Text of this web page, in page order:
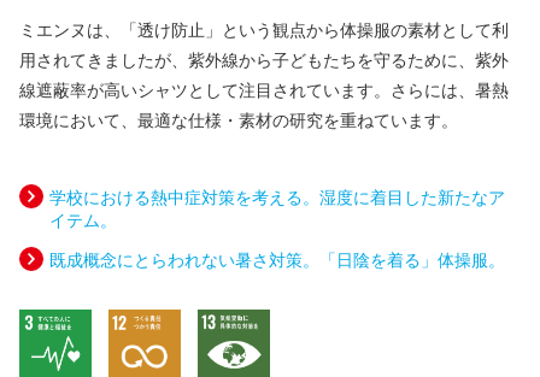
ミエンヌは、「透け防止」という観点から体操服の素材として利
用されてきましたが、紫外線から子どもたちを守るために、紫外
線遮蔽率が高いシャツとして注目されています。​​​​​さらには、暑熱
環境において、最適な仕様・素材の研究を重ねています。
学校における熱中症対策を考える。湿度に着目した新たなア
イテム。
既成概念にとらわれない暑さ対策。「日陰を着る」体操服。